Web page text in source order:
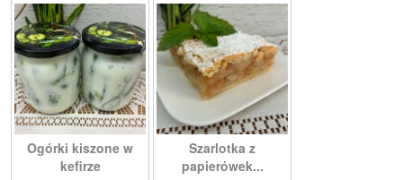
Ogórki kiszone w
kefirze
Szarlotka z
papierówek...